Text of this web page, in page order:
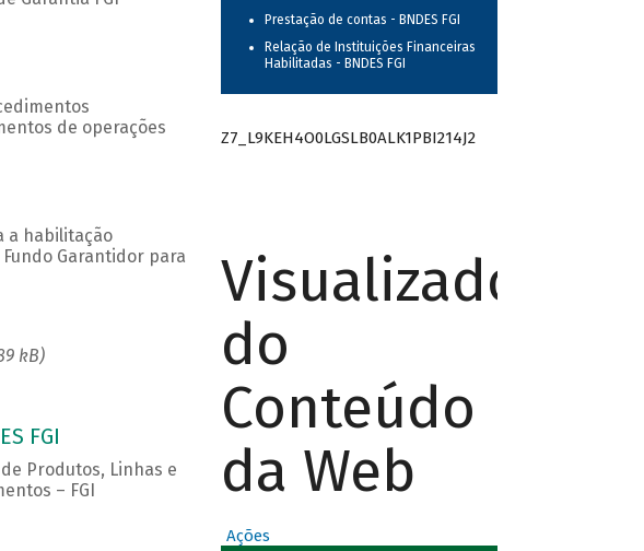
de operações
a habilitação
Garantidor para
kB)
FGI
Produtos, Linhas e
– FGI
Prestação de contas - BNDES FGI
Relação de Instituições Financeiras
Habilitadas - BNDES FGI
Z7_L9KEH4O0LGSLB0ALK1PBI214J2
Visualizador
do
Conteúdo
da Web
Ações